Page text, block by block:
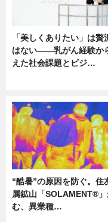
「美しくありたい」は贅
はない――乳がん経験か
えた社会課題とビジ…
“酷暑”の原因を防ぐ。住
属鉱山「SOLAMENT®
む、異業種…